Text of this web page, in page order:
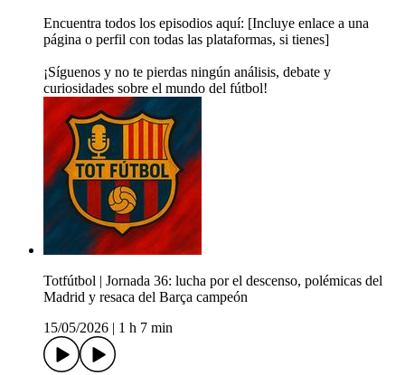
Encuentra todos los episodios aquí: [Incluye enlace a una
página o perfil con todas las plataformas, si tienes]
¡Síguenos y no te pierdas ningún análisis, debate y
curiosidades sobre el mundo del fútbol!
Totfútbol | Jornada 36: lucha por el descenso, polémicas del
Madrid y resaca del Barça campeón
15/05/2026
1 h 7 min